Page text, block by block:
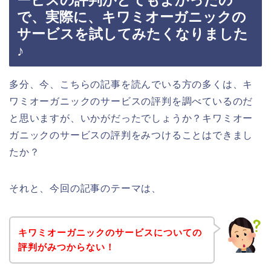
で、実際に、キワミオーガニックの
サービスを試してみたくなりました
♪
多分、今、こちらの記事を読んでいる方の多くは、キ
ワミオーガニックのサービスの評判を調べているのだ
と思いますが、いかがだったでしょうか？キワミオー
ガニックのサービスの評判をみつけることはできまし
たか？
それと、今回の記事のテーマは、
キワミオーガニックのサービスについての
評判がみつからない！